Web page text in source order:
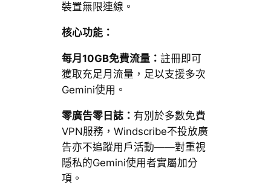
裝置無限連線。
核心功能：
每月10GB免費流量： 註冊即可
獲取充足月流量，足以支援多次
Gemini使用。
零廣告零日誌： 有別於多數免費
VPN服務，Windscribe不投放廣
告亦不追蹤用戶活動——對重視
隱私的Gemini使用者實屬加分
項。